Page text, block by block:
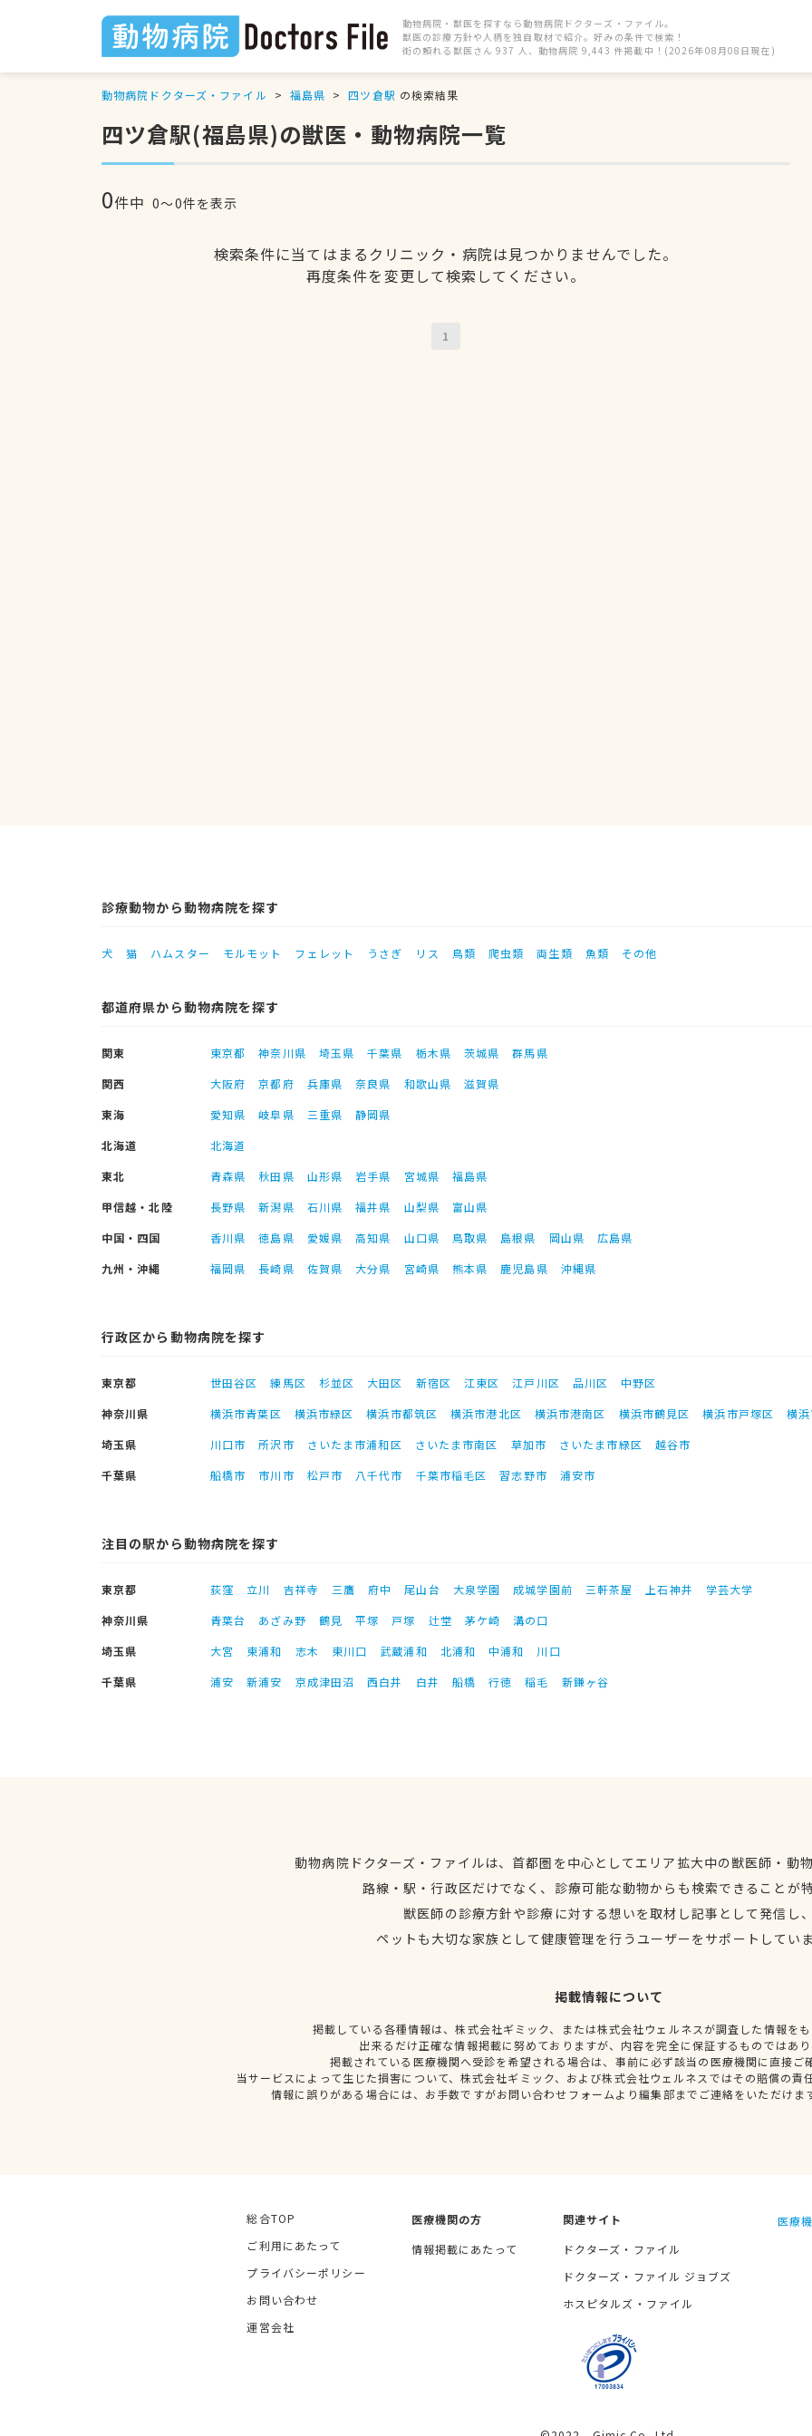
動物病院・獣医を探すなら動物病院ドクターズ・ファイル。
獣医の診療方針や人柄を独自取材で紹介。好みの条件で検索！
街の頼れる獣医さん 937 人、動物病院 9,443 件掲載中！(2026年08月08日現在)
動物病院ドクターズ・ファイル 福島県 四ツ倉駅 の検索結果
四ツ倉駅(福島県)の獣医・動物病院一覧
0件中 0〜0件を表示
検索条件に当てはまるクリニック・病院は見つかりませんでした。
再度条件を変更して検索してください。
1
診療動物から動物病院を探す
犬 猫 ハムスター モルモット フェレット うさぎ リス 鳥類 爬虫類 両生類 魚類 その他
都道府県から動物病院を探す
関東 東京都 神奈川県 埼玉県 千葉県 栃木県 茨城県
群馬県
関西
大阪府 京都府 兵庫県 奈良県 和歌山県
滋賀県
東海
愛知県 岐阜県 三重県
静岡県
北海道
北海道
東北
青森県 秋田県 山形県 岩手県 宮城県
福島県
甲信越・北陸
長野県 新潟県 石川県 福井県 山梨県
富山県
中国・四国
香川県 徳島県 愛媛県 高知県 山口県 鳥取県 島根県 岡山県
広島県
九州・沖縄
福岡県 長崎県 佐賀県 大分県 宮崎県 熊本県 鹿児島県 沖縄県
行政区から動物病院を探す
東京都 世田谷区 練馬区 杉並区 大田区 新宿区 江東区 江戸川区 品川区
中野区
神奈川県
横浜市青葉区 横浜市緑区 横浜市都筑区 横浜市港北区 横浜市港南区 横浜市鶴見区 横浜市戸塚区
横
埼玉県
川口市 所沢市 さいたま市浦和区 さいたま市南区 草加市 さいたま市緑区
越谷市
千葉県
船橋市 市川市 松戸市 八千代市 千葉市稲毛区 習志野市 浦安市
注目の駅から動物病院を探す
東京都 荻窪 立川 吉祥寺 三鷹 府中 尾山台 大泉学園 成城学園前 三軒茶屋 上石神井
学芸大学
神奈川県
青葉台 あざみ野 鶴見 平塚 戸塚 辻堂 茅ケ崎
溝の口
埼玉県
大宮 東浦和 志木 東川口 武蔵浦和 北浦和 中浦和
川口
千葉県
浦安 新浦安 京成津田沼 西白井 白井 船橋 行徳 稲毛 新鎌ヶ谷
動物病院ドクターズ・ファイルは、首都圏を中心としてエリア拡大中の獣医師・動
路線・駅・行政区だけでなく、診療可能な動物からも検索できることが
獣医師の診療方針や診療に対する想いを取材し記事として発信し
ペットも大切な家族として健康管理を行うユーザーをサポートしてい
掲載情報について
掲載している各種情報は、株式会社ギミック、または株式会社ウェルネスが調査した情報を
出来るだけ正確な情報掲載に努めておりますが、内容を完全に保証するものではあ
掲載されている医療機関へ受診を希望される場合は、事前に必ず該当の医療機関に直接ご
当サービスによって生じた損害について、株式会社ギミック、および株式会社ウェルネスではその賠償の責
情報に誤りがある場合には、お手数ですがお問い合わせフォームより編集部までご連絡をいただけま
総合TOP
ご利用にあたって
プライバシーポリシー
お問い合わせ
運営会社
医療機関の方
情報掲載にあたって
関連サイト
ドクターズ・ファイル
ドクターズ・ファイル ジョブズ
ホスピタルズ・ファイル
医療